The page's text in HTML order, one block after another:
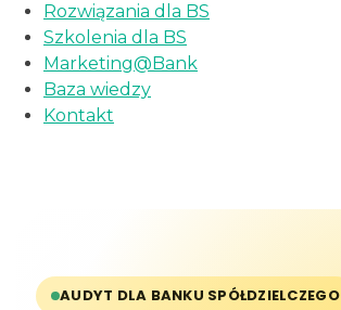
Rozwiązania dla BS
Szkolenia dla BS
Marketing@Bank
Baza wiedzy
Kontakt
AUDYT DLA BANKU SPÓŁDZIELCZEGO